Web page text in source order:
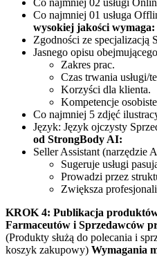
Co najmniej 02 usługi
Co najmniej 01 usługa
wysokiej jakości wymaga:
Zgodności ze specjalizacją
Jasnego opisu
Zakres prac.
Czas trwania usługi/
Korzyści dla klienta.
Kompetencje
Co najmniej 5 zdjęć
Język: Język ojczysty
od StrongBody AI:
Seller Assistant (narzędzie
Sugeruje usługi
Prowadzi przez
Zwiększa
KROK 4: Publikacja
Farmaceutów i Sprzedawców
(Produkty służą do polecania i
koszyk zakupowy) Wymagania